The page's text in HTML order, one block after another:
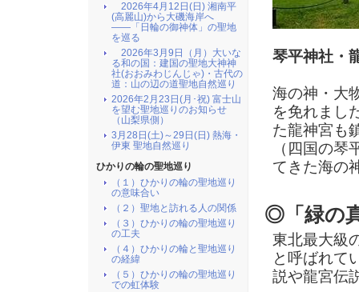
琴平神社・
海の神・大
を免れまし
た龍神宮も
（四国の
てきた海の
◎「緑の
東北最大級
と呼ばれて
説や龍宮伝
2026年4月12日(日) 湘南平
(高麗山)から大磯海岸へ
――「日輪の御神体」の聖地
を巡る
2026年3月9日（月）大いな
る和の国：建国の聖地大神神
社(おおみわじんじゃ)・古代の
道：山の辺の道聖地自然巡り
2026年2月23日(月･祝) 富士山
を望む聖地巡りのお知らせ
（山梨県側）
3月28日(土)～29日(日) 熱海・
伊東 聖地自然巡り
ひかりの輪の聖地巡り
（１）ひかりの輪の聖地巡り
の意味合い
（２）聖地と訪れる人の関係
（３）ひかりの輪の聖地巡り
の工夫
（４）ひかりの輪と聖地巡り
の経緯
（５）ひかりの輪の聖地巡り
での虹体験